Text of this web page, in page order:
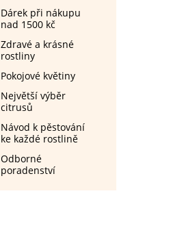
Dárek při nákupu
nad 1500 kč
Zdravé a krásné
rostliny
Pokojové květiny
Největší výběr
citrusů
Návod k pěstování
ke každé rostlině
Odborné
poradenství